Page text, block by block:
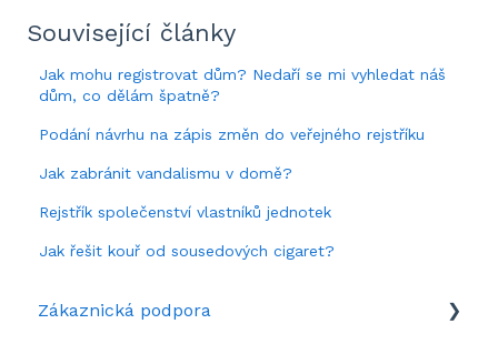
Související články
Jak mohu registrovat dům? Nedaří se mi vyhledat náš
dům, co dělám špatně?
Podání návrhu na zápis změn do veřejného rejstříku
Jak zabránit vandalismu v domě?
Rejstřík společenství vlastníků jednotek
Jak řešit kouř od sousedových cigaret?
Zákaznická podpora